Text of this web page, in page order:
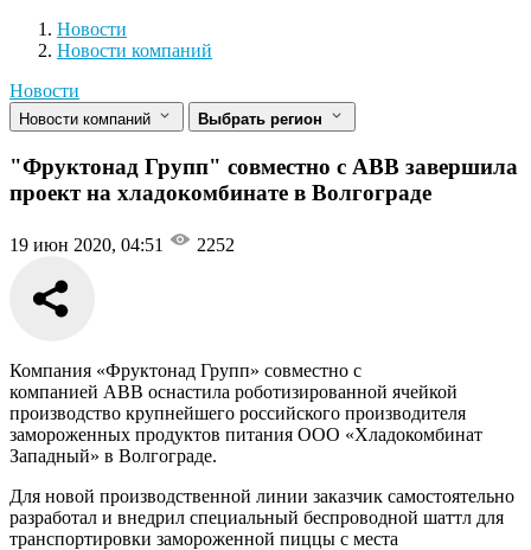
Новости
Разделы
Новости
Новости компаний
Новости
Новости компаний Выбрать регион
"Фруктонад Групп" совместно с ABB завершила
проект на хладокомбинате в Волгограде
19 июн 2020, 04:51 2252
Компания «Фруктонад Групп» совместно с
компанией ABB оснастила роботизированной ячейкой
производство крупнейшего российского производителя
замороженных продуктов питания ООО «Хладокомбинат
Западный» в Волгограде.
Для новой производственной линии заказчик самостоятельно
разработал и внедрил специальный беспроводной шаттл для
транспортировки замороженной пиццы с места